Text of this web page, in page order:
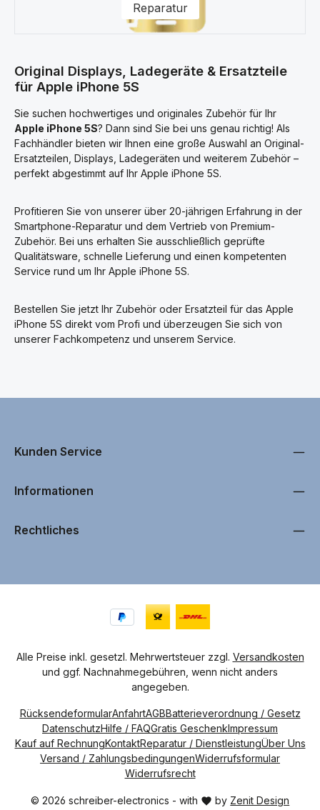
Reparatur
Original Displays, Ladegeräte & Ersatzteile
für Apple iPhone 5S
Sie suchen hochwertiges und originales Zubehör für Ihr
Apple iPhone 5S? Dann sind Sie bei uns genau richtig! Als
Fachhändler bieten wir Ihnen eine große Auswahl an Original-
Ersatzteilen, Displays, Ladegeräten und weiterem Zubehör –
perfekt abgestimmt auf Ihr Apple iPhone 5S.
Profitieren Sie von unserer über 20-jährigen Erfahrung in der
Smartphone-Reparatur und dem Vertrieb von Premium-
Zubehör. Bei uns erhalten Sie ausschließlich geprüfte
Qualitätsware, schnelle Lieferung und einen kompetenten
Service rund um Ihr Apple iPhone 5S.
Bestellen Sie jetzt Ihr Zubehör oder Ersatzteil für das Apple
iPhone 5S direkt vom Profi und überzeugen Sie sich von
unserer Fachkompetenz und unserem Service.
Kunden Service
Informationen
Rechtliches
Alle Preise inkl. gesetzl. Mehrwertsteuer zzgl. Versandkosten
und ggf. Nachnahmegebühren, wenn nicht anders
angegeben.
© 2026 schreiber-electronics - with by Zenit Design
RücksendeformularAnfahrtAGBBatterieverordnung / Gesetz
DatenschutzHilfe / FAQGratis GeschenkImpressum
Kauf auf RechnungKontaktReparatur / DienstleistungÜber Uns
Versand / ZahlungsbedingungenWiderrufsformular
Widerrufsrecht